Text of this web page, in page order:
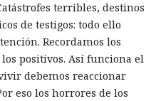
terribles, destinos
de testigos: todo ello
Recordamos los
positivos. Así funciona el
debemos reaccionar
eso los horrores de los